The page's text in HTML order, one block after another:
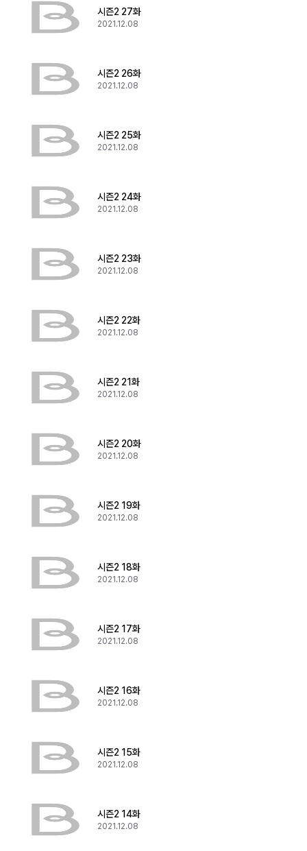
시즌2 27화
2021.12.08
시즌2 26화
2021.12.08
시즌2 25화
2021.12.08
시즌2 24화
2021.12.08
시즌2 23화
2021.12.08
시즌2 22화
2021.12.08
시즌2 21화
2021.12.08
시즌2 20화
2021.12.08
시즌2 19화
2021.12.08
시즌2 18화
2021.12.08
시즌2 17화
2021.12.08
시즌2 16화
2021.12.08
시즌2 15화
2021.12.08
시즌2 14화
2021.12.08